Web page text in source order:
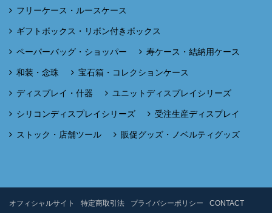
フリーケース・ルースケース
ギフトボックス・リボン付きボックス
ペーパーバッグ・ショッパー 寿ケース・結納用ケース
和装・念珠 宝石箱・コレクションケース
ディスプレイ・什器 ユニットディスプレイシリーズ
シリコンディスプレイシリーズ 受注生産ディスプレイ
ストック・店舗ツール 販促グッズ・ノベルティグッズ
オフィシャルサイト 特定商取引法 プライバシーポリシー CONTACT